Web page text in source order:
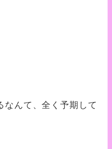
なんて、全く予期して